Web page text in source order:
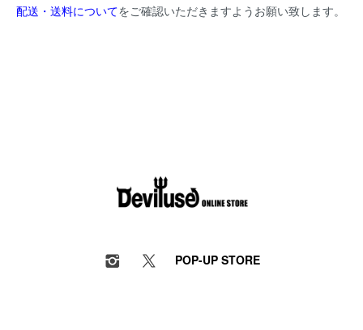
配送・送料についてをご確認いただきますようお願い致します。
POP-UP STORE